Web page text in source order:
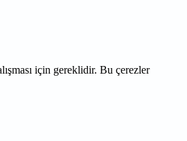
için gereklidir. Bu çerezler